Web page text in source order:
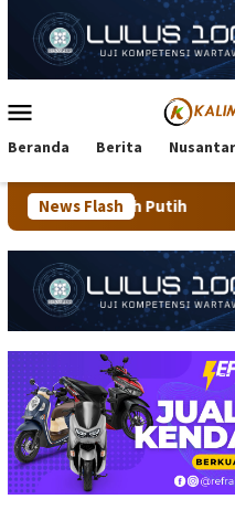
konten
Mobile
Beranda Berita
News Flash128 Pecinta